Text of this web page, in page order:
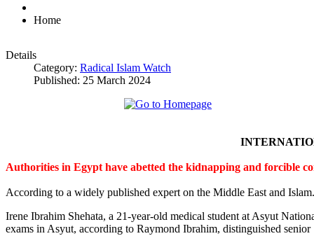
Home
Details
Category: Radical Islam Watch
Published: 25 March 2024
Authorities in Egypt have abetted the kidnapping and forcible
According to a widely published expert on the Middle East and Islam.
Irene Ibrahim Shehata, a 21-year-old medical student at Asyut
exams in Asyut, according to Raymond Ibrahim, distinguished